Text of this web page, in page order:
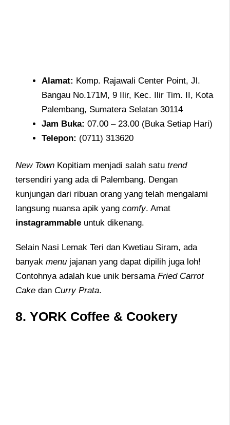
Alamat: Komp. Rajawali Center Point, Jl.
Bangau No.171M, 9 Ilir, Kec. Ilir Tim. II, Kota
Palembang, Sumatera Selatan 30114
Jam Buka: 07.00 – 23.00 (Buka Setiap Hari)
Telepon: (0711) 313620
New Town Kopitiam menjadi salah satu trend
tersendiri yang ada di Palembang. Dengan
kunjungan dari ribuan orang yang telah mengalami
langsung nuansa apik yang comfy. Amat
instagrammable untuk dikenang.
Selain Nasi Lemak Teri dan Kwetiau Siram, ada
banyak menu jajanan yang dapat dipilih juga loh!
Contohnya adalah kue unik bersama Fried Carrot
Cake dan Curry Prata.
8. YORK Coffee & Cookery